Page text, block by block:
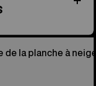
de la planche à